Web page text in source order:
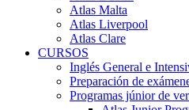
Atlas Malta
Atlas Liverpool
Atlas Clare
CURSOS
Inglés General e
Preparación de
Programas júnior de